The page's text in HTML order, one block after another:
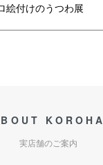
絵付けのうつわ展
KOROHA
実店舗のご案内